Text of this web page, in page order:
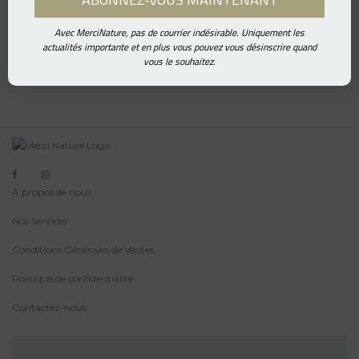
À propos de nous
Nos Services
Conditions Générales de Ventes
Politique de confidentialité
Contactez-nous
Avec MerciNature, pas de courrier indésirable. Uniquement les
actualités importante et en plus vous pouvez vous désinscrire quand
vous le souhaitez.